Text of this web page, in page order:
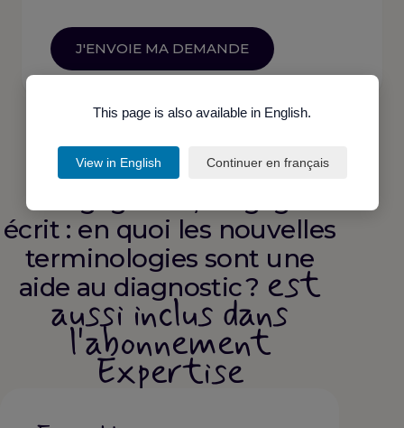
écrit : en quoi les nouvelles
terminologies sont une
aide au diagnostic ? est
aussi inclus dans
l'abonnement
Expertise
This page is also available in English.
View in English Continuer en français